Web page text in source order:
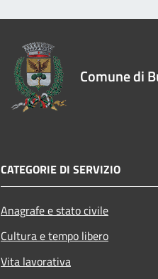
Comune di
CATEGORIE DI SERVIZIO
Anagrafe e stato civile
Cultura e tempo libero
Vita lavorativa